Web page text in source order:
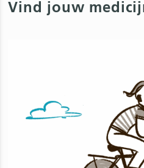
Vind jouw